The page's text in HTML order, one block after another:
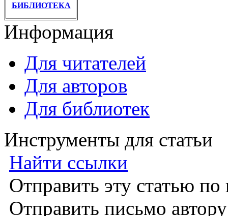
БИБЛИОТЕКА
Информация
Для читателей
Для авторов
Для библиотек
Инструменты для статьи
Найти ссылки
Отправить эту статью
Отправить письмо